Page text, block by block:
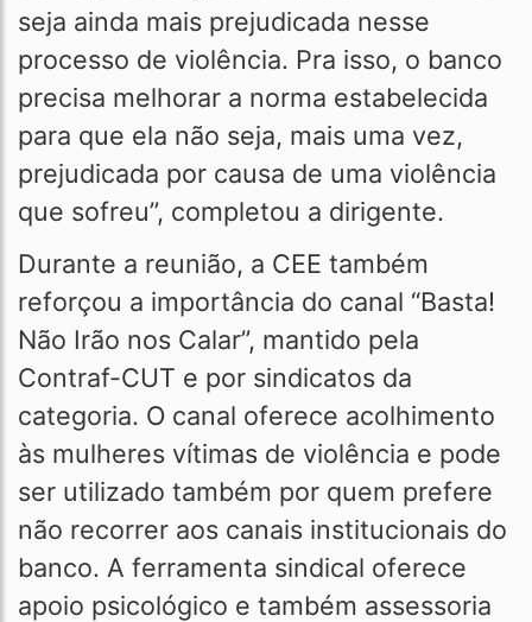
seja ainda mais prejudicada nesse
processo de violência. Pra isso, o banco
precisa melhorar a norma estabelecida
para que ela não seja, mais uma vez,
prejudicada por causa de uma violência
que sofreu”, completou a dirigente.
Durante a reunião, a CEE também
reforçou a importância do canal “Basta!
Não Irão nos Calar”, mantido pela
Contraf-CUT e por sindicatos da
categoria. O canal oferece acolhimento
às mulheres vítimas de violência e pode
ser utilizado também por quem prefere
não recorrer aos canais institucionais do
banco. A ferramenta sindical oferece
apoio psicológico e também assessoria